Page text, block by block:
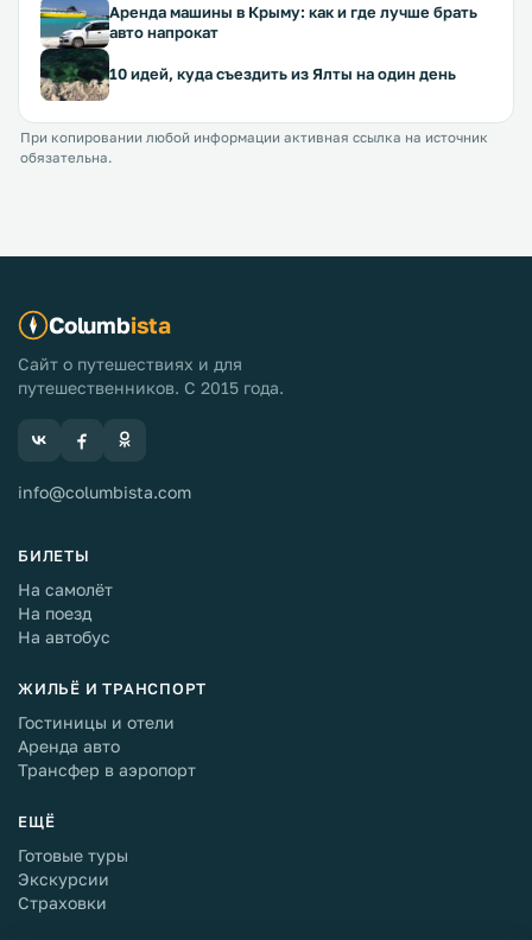
Аренда машины в Крыму: как и где лучше брать
авто напрокат
10 идей, куда съездить из Ялты на один день
При копировании любой информации активная ссылка на источник
обязательна.
Columbista
Сайт о путешествиях и для
путешественников. С 2015 года.
info@columbista.com
БИЛЕТЫ
На самолёт
На поезд
На автобус
ЖИЛЬЁ И ТРАНСПОРТ
Гостиницы и отели
Аренда авто
Трансфер в аэропорт
ЕЩЁ
Готовые туры
Экскурсии
Страховки